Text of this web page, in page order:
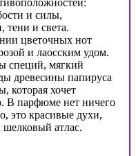
и силы,
тени и света.
цветочных нот
и лаосским удом.
специй, мягкий
древесины папируса
которая хочет
В парфюме нет ничего
это красивые духи,
атлас.